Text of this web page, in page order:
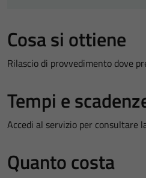
Cosa si ottiene
Rilascio di provvedimento dove
Tempi e
Accedi al servizio per consultare
Quanto costa